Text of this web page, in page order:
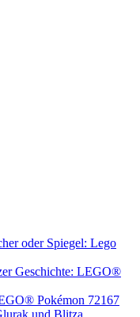
oder Spiegel: Lego
Geschichte: LEGO®
Pokémon 72167
und Blitza